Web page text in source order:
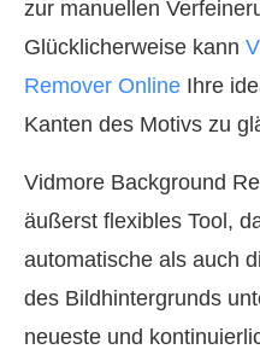
zur manuellen
Glücklicherweise kann
Remover Online Ihre
Kanten des Motivs zu
Vidmore Background
äußerst flexibles Tool,
automatische als auch
des Bildhintergrunds
neueste und